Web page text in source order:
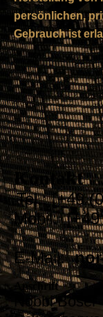
persönlichen,
Gebrauch ist
Kontakt
Tel.: [+49
Mobil:
E-Mail:
Anschrift
Nobbi Boser